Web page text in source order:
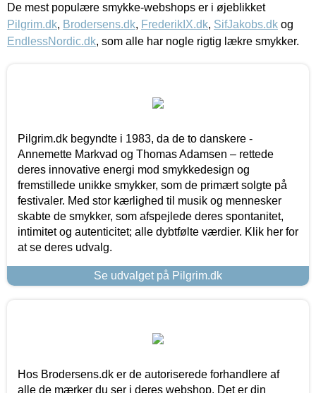
De mest populære smykke-webshops er i øjeblikket
Pilgrim.dk, Brodersens.dk, FrederikIX.dk, SifJakobs.dk og
EndlessNordic.dk, som alle har nogle rigtig lækre smykker.
Pilgrim.dk begyndte i 1983, da de to danskere -
Annemette Markvad og Thomas Adamsen – rettede
deres innovative energi mod smykkedesign og
fremstillede unikke smykker, som de primært solgte på
festivaler. Med stor kærlighed til musik og mennesker
skabte de smykker, som afspejlede deres spontanitet,
intimitet og autenticitet; alle dybtfølte værdier. Klik her for
at se deres udvalg.
Se udvalget på Pilgrim.dk
Hos Brodersens.dk er de autoriserede forhandlere af
alle de mærker du ser i deres webshop. Det er din